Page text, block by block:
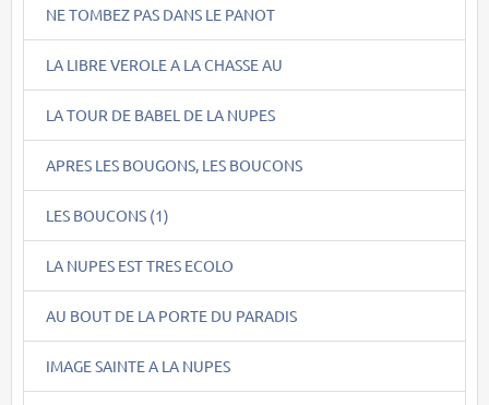
NE TOMBEZ PAS DANS LE PANOT
LA LIBRE VEROLE A LA CHASSE AU
LA TOUR DE BABEL DE LA NUPES
APRES LES BOUGONS, LES BOUCONS
LES BOUCONS (1)
LA NUPES EST TRES ECOLO
AU BOUT DE LA PORTE DU PARADIS
IMAGE SAINTE A LA NUPES